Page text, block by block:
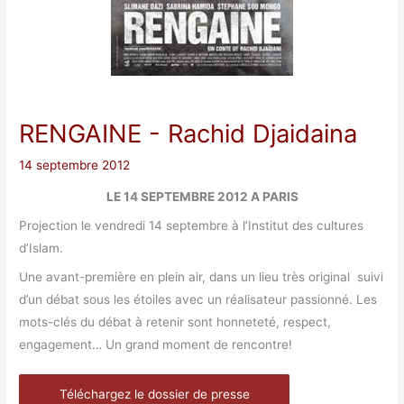
RENGAINE - Rachid Djaidaina
14 septembre 2012
LE 14 SEPTEMBRE 2012 A PARIS
Projection le vendredi 14 septembre à l’Institut des cultures
d’Islam.
Une avant-première en plein air, dans un lieu très original suivi
d’un débat sous les étoiles avec un réalisateur passionné. Les
mots-clés du débat à retenir sont honneteté, respect,
engagement… Un grand moment de rencontre!
Téléchargez le dossier de presse